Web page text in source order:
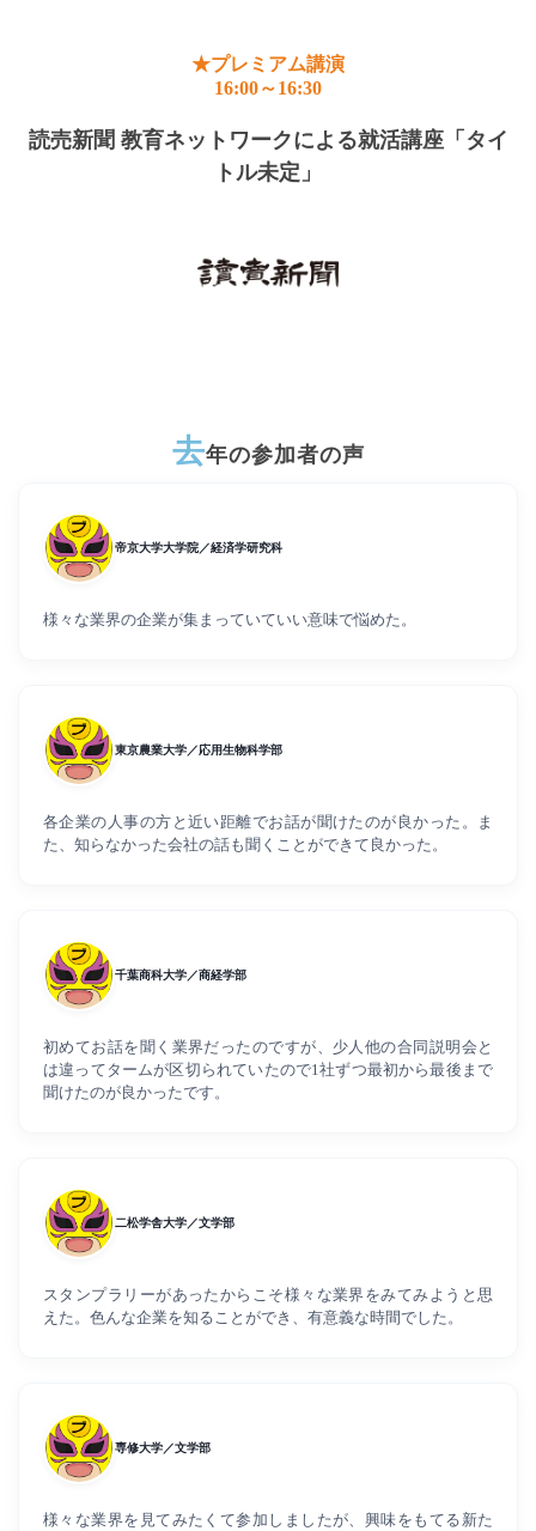
★プレミアム講演
16:00～16:30
読売新聞 教育ネットワークによる就活講座「タイ
トル未定」
去年の参加者の声
帝京大学大学院／経済学研究科
様々な業界の企業が集まっていていい意味で悩めた。
東京農業大学／応用生物科学部
各企業の人事の方と近い距離でお話が聞けたのが良かった。ま
た、知らなかった会社の話も聞くことができて良かった。
千葉商科大学／商経学部
初めてお話を聞く業界だったのですが、少人他の合同説明会と
は違ってタームが区切られていたので1社ずつ最初から最後まで
聞けたのが良かったです。
二松学舎大学／文学部
スタンプラリーがあったからこそ様々な業界をみてみようと思
えた。色んな企業を知ることができ、有意義な時間でした。
専修大学／文学部
様々な業界を見てみたくて参加しましたが、興味をもてる新た